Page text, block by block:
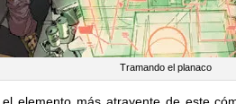
Tramando el planaco